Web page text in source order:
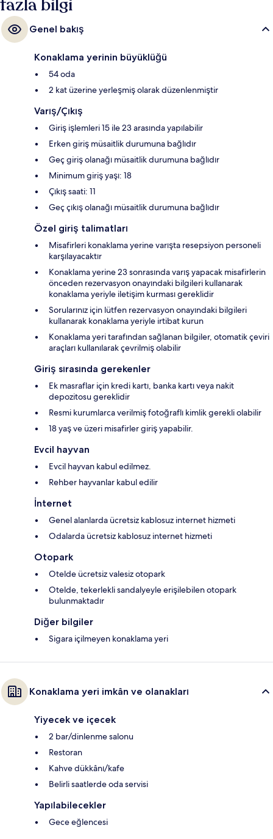
fazla bilgi
Genel bakış
Konaklama yerinin büyüklüğü
54 oda
2 kat üzerine yerleşmiş olarak düzenlenmiştir
Varış/Çıkış
Giriş işlemleri 15 ile 23 arasında yapılabilir
Erken giriş müsaitlik durumuna bağlıdır
Geç giriş olanağı müsaitlik durumuna bağlıdır
Minimum giriş yaşı: 18
Çıkış saati: 11
Geç çıkış olanağı müsaitlik durumuna bağlıdır
Özel giriş talimatları
Misafirleri konaklama yerine varışta resepsiyon personeli
karşılayacaktır
Konaklama yerine 23 sonrasında varış yapacak misafirlerin
önceden rezervasyon onayındaki bilgileri kullanarak
konaklama yeriyle iletişim kurması gereklidir
Sorularınız için lütfen rezervasyon onayındaki bilgileri
kullanarak konaklama yeriyle irtibat kurun
Konaklama yeri tarafından sağlanan bilgiler, otomatik çeviri
araçları kullanılarak çevrilmiş olabilir
Giriş sırasında gerekenler
Ek masraflar için kredi kartı, banka kartı veya nakit
depozitosu gereklidir
Resmi kurumlarca verilmiş fotoğraflı kimlik gerekli olabilir
18 yaş ve üzeri misafirler giriş yapabilir.
Evcil hayvan
Evcil hayvan kabul edilmez.
Rehber hayvanlar kabul edilir
İnternet
Genel alanlarda ücretsiz kablosuz internet hizmeti
Odalarda ücretsiz kablosuz internet hizmeti
Otopark
Otelde ücretsiz valesiz otopark
Otelde, tekerlekli sandalyeyle erişilebilen otopark
bulunmaktadır
Diğer bilgiler
Sigara içilmeyen konaklama yeri
Konaklama yeri imkân ve olanakları
Yiyecek ve içecek
2 bar/dinlenme salonu
Restoran
Kahve dükkânı/kafe
Belirli saatlerde oda servisi
Yapılabilecekler
Gece eğlencesi